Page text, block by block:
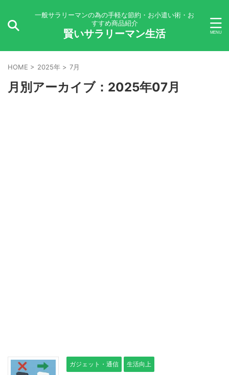
一般サラリーマンの為の手軽な節約・お小遣い術・お
すすめ商品紹介
賢いサラリーマン生活
HOME > 2025年 > 7月
月別アーカイブ：2025年07月
ガジェット・通信 生活向上